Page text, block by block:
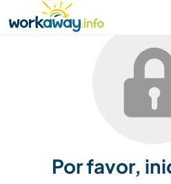
CONTENT
MAIN NAVIGATION
Por favor,